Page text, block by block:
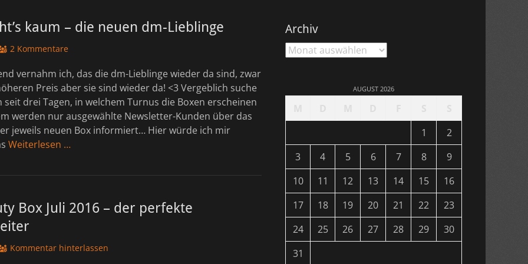
kaum – die neuen dm-Lieblinge
2 Kommentare
vernahm ich, das die dm-Lieblinge wieder da sind, zwar
Preis aber sie sind wieder da! <3 Vergeblich suche
seit drei Tagen, in welchem Turnus die Boxen erscheinen
werden nur ausgewählte Newsletter-Kunden über das
jeweils neuen Box informiert… Hier würde ich mir
Weiterlesen …
Box Juli 2016 – der perfekte
Kommentar hinterlassen
Archiv
Archiv
AUGUST 2026
1
2
3
4 5 6 7 8
9
10
11 12 13 14 15
16
17
18 19 20 21 22
23
24
25 26 27 28 29
30
31